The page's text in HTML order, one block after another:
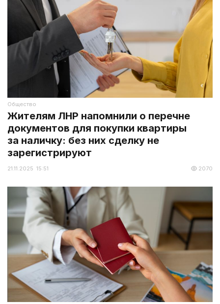
Общество
Жителям ЛНР напомнили о перечне
документов для покупки квартиры
за наличку: без них сделку не
зарегистрируют
21.11.2025 15:51 2070